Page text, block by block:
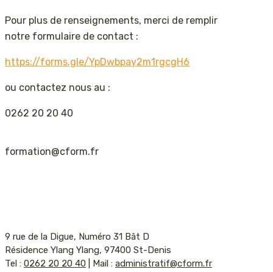
Pour plus de renseignements, merci de remplir
notre formulaire de contact :
https://forms.gle/YpDwbpay2m1rgcgH6
ou contactez nous au :
0262 20 20 40
formation@cform.fr
9 rue de la Digue, Numéro 31 Bât D
Résidence Ylang Ylang, 97400 St-Denis
Tel : 0262 20 20 40 | Mail : administratif@cform.fr